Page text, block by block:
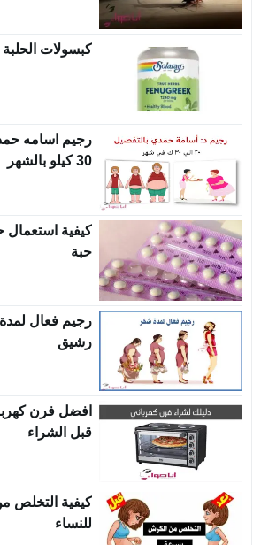
كبسولات الحلبة
30 كيلو بالشهر
حبة
رجيم فعال
رشيق
افضل فرن
قبل الشراء
كيفية التخلص
للنساء